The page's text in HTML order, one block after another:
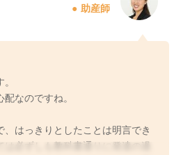
助産師
なのですね。
はっきりとしたことは明言でき
は必ずしも教科書通りに発達の過